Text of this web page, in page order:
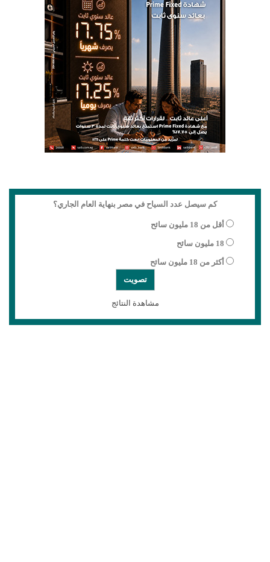
كم سيصل عدد السياح في مصر بنهاية العام الجاري؟
أقل من 18 مليون سائح
18 مليون سائح
أكثر من 18 مليون سائح
مشاهدة النتائج